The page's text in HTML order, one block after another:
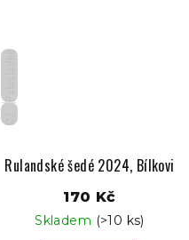
CZ
Rulandské šedé 2024, Bílkovi
170 Kč
Skladem (>10 ks)